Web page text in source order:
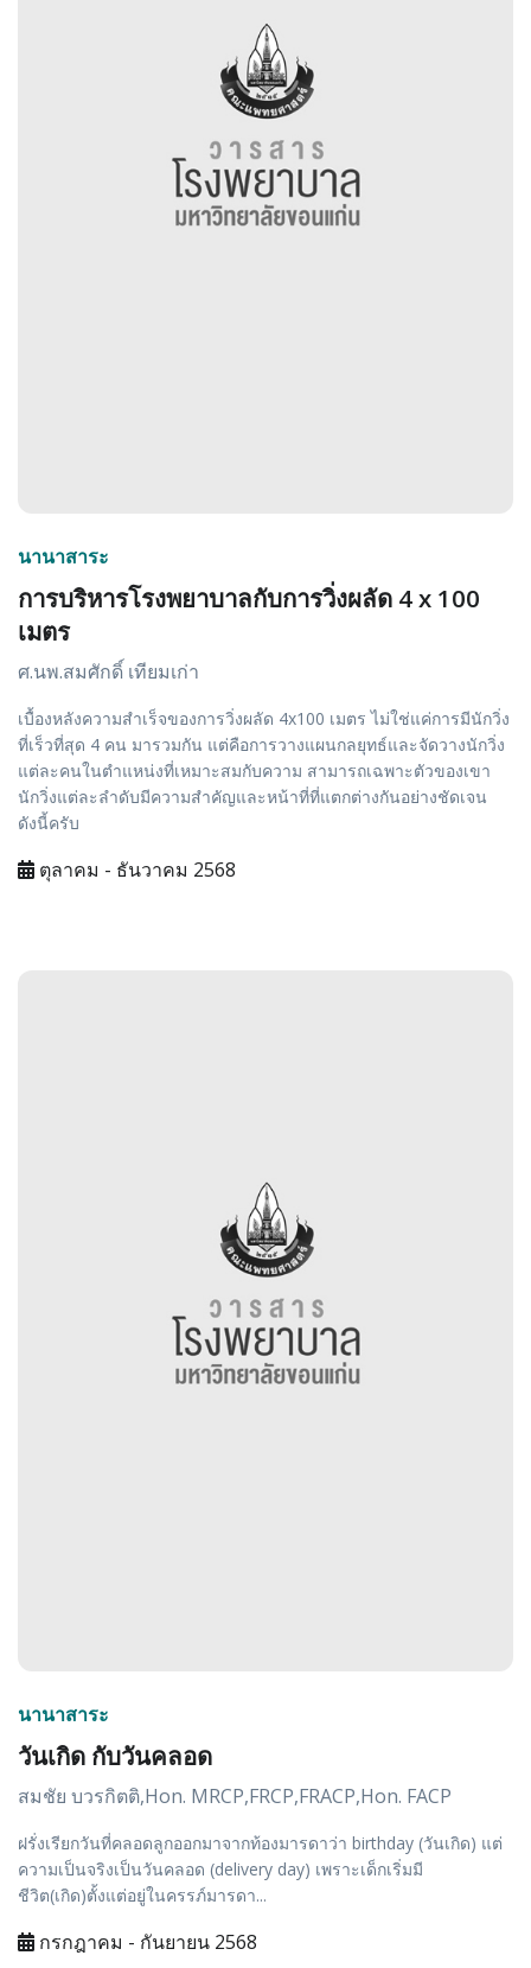
นานาสาระ
การบริหารโรงพยาบาลกับการวิ่งผลัด 4 x 100
เมตร
ศ.นพ.สมศักดิ์ เทียมเก่า
เบื้องหลังความสำเร็จของการวิ่งผลัด 4x100 เมตร ไม่ใช่แค่การมีนักวิ่ง
ที่เร็วที่สุด 4 คน มารวมกัน แต่คือการวางแผนกลยุทธ์และจัดวางนักวิ่ง
แต่ละคนในตำแหน่งที่เหมาะสมกับความ สามารถเฉพาะตัวของเขา
นักวิ่งแต่ละลำดับมีความสำคัญและหน้าที่ที่แตกต่างกันอย่างชัดเจน
ดังนี้ครับ
ตุลาคม - ธันวาคม 2568
นานาสาระ
วันเกิด กับวันคลอด
สมชัย บวรกิตติ,Hon. MRCP,FRCP,FRACP,Hon. FACP
ฝรั่งเรียกวันที่คลอดลูกออกมาจากท้องมารดาว่า birthday (วันเกิด) แต่
ความเป็นจริงเป็นวันคลอด (delivery day) เพราะเด็กเริ่มมี
ชีวิต(เกิด)ตั้งแต่อยู่ในครรภ์มารดา...
กรกฎาคม - กันยายน 2568